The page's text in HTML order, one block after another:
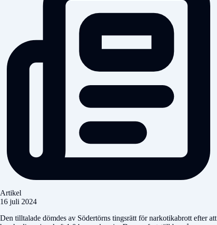
Artikel
16 juli 2024
Den tilltalade dömdes av Södertörns tingsrätt för narkotikabrott efter att